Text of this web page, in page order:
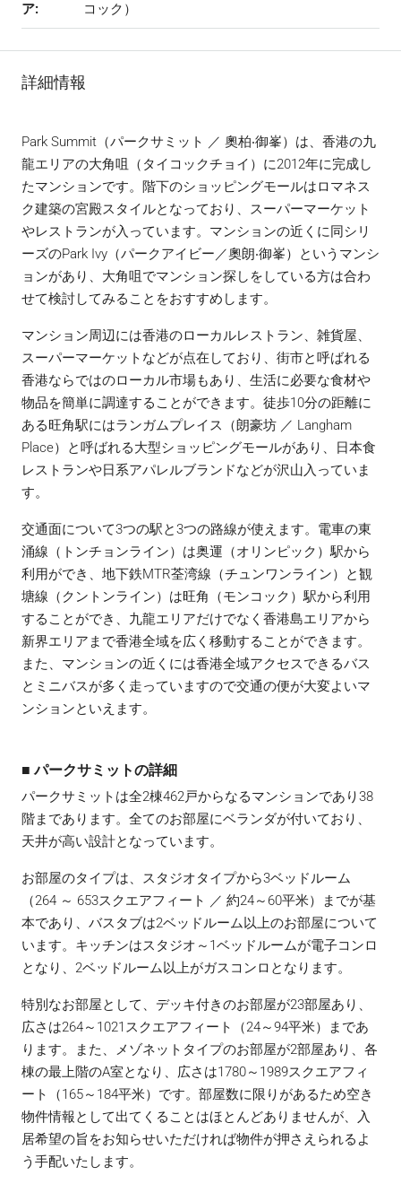
ア:
コック）
詳細情報
Park Summit（パークサミット ／ 奧柏‧御峯）は、香港の九
龍エリアの大角咀（タイコックチョイ）に2012年に完成し
たマンションです。階下のショッピングモールはロマネス
ク建築の宮殿スタイルとなっており、スーパーマーケット
やレストランが入っています。マンションの近くに同シリ
ーズのPark Ivy（パークアイビー／奧朗‧御峯）というマンシ
ョンがあり、大角咀でマンション探しをしている方は合わ
せて検討してみることをおすすめします。
マンション周辺には香港のローカルレストラン、雑貨屋、
スーパーマーケットなどが点在しており、街市と呼ばれる
香港ならではのローカル市場もあり、生活に必要な食材や
物品を簡単に調達することができます。徒歩10分の距離に
ある旺角駅にはランガムプレイス（朗豪坊 ／ Langham
Place）と呼ばれる大型ショッピングモールがあり、日本食
レストランや日系アパレルブランドなどが沢山入っていま
す。
交通面について3つの駅と3つの路線が使えます。電車の東
涌線（トンチョンライン）は奥運（オリンピック）駅から
利用ができ、地下鉄MTR荃湾線（チュンワンライン）と観
塘線（クントンライン）は旺角（モンコック）駅から利用
することができ、九龍エリアだけでなく香港島エリアから
新界エリアまで香港全域を広く移動することができます。
また、マンションの近くには香港全域アクセスできるバス
とミニバスが多く走っていますので交通の便が大変よいマ
ンションといえます。
■ パークサミットの詳細
パークサミットは全2棟462戸からなるマンションであり38
階まであります。全てのお部屋にベランダが付いており、
天井が高い設計となっています。
お部屋のタイプは、スタジオタイプから3ベッドルーム
（264 ～ 653スクエアフィート ／ 約24～60平米）までが基
本であり、バスタブは2ベッドルーム以上のお部屋について
います。キッチンはスタジオ～1ベッドルームが電子コンロ
となり、2ベッドルーム以上がガスコンロとなります。
特別なお部屋として、デッキ付きのお部屋が23部屋あり、
広さは264～1021スクエアフィート（24～94平米）まであ
ります。また、メゾネットタイプのお部屋が2部屋あり、各
棟の最上階のA室となり、広さは1780～1989スクエアフィ
ート（165～184平米）です。部屋数に限りがあるため空き
物件情報として出てくることはほとんどありませんが、入
居希望の旨をお知らせいただければ物件が押さえられるよ
う手配いたします。